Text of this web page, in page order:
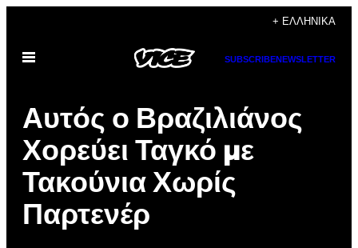
περιεχόμενο
+ ΕΛΛΗΝΙΚΆ
Ανοίξτε
SUBSCRIBENEWSLETTER
Αυτός ο Βραζιλιάνος
Χορεύει Ταγκό με
Τακούνια Χωρίς
Παρτενέρ